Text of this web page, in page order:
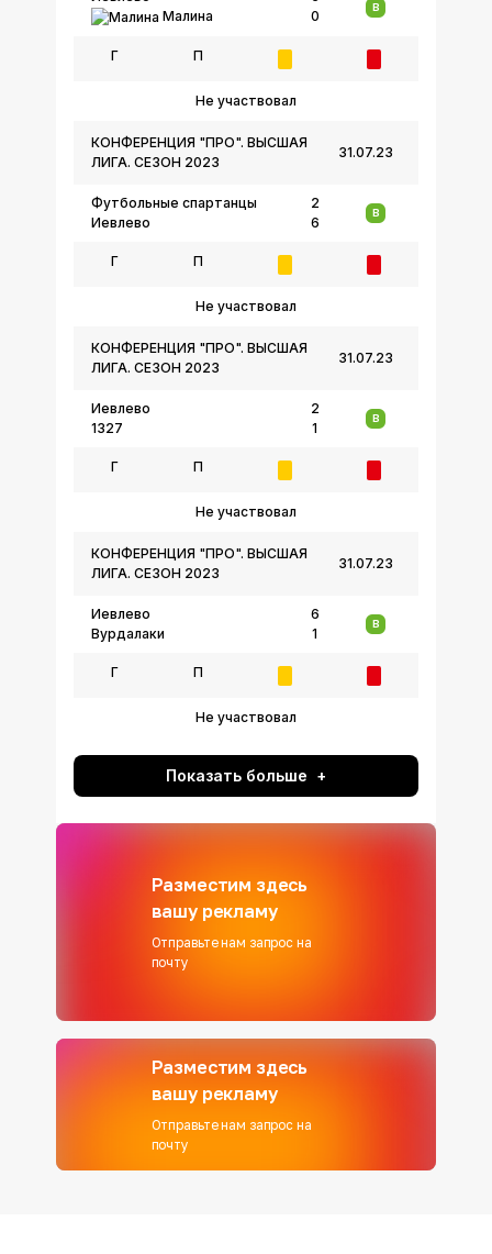
Малина
0
В
Г П
Не участвовал
31.07.23
КОНФЕРЕНЦИЯ "ПРО". ВЫСШАЯ
ЛИГА. СЕЗОН 2023
Футбольные спартанцы
Иевлево
2
6
В
Г П
Не участвовал
31.07.23
КОНФЕРЕНЦИЯ "ПРО". ВЫСШАЯ
ЛИГА. СЕЗОН 2023
Иевлево
1327
2
1
В
Г П
Не участвовал
31.07.23
КОНФЕРЕНЦИЯ "ПРО". ВЫСШАЯ
ЛИГА. СЕЗОН 2023
Иевлево
Вурдалаки
6
1
В
Г П
Не участвовал
Показать больше
Разместим здесь
вашу рекламу
Отправьте нам запрос на
почту
Разместим здесь
вашу рекламу
Отправьте нам запрос на
почту